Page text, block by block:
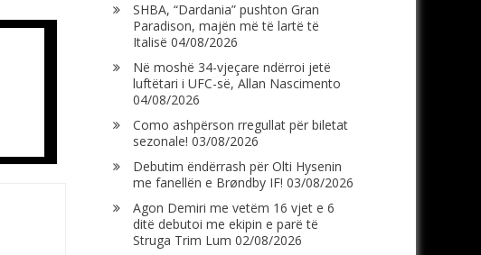
SHBA, “Dardania” pushton Gran
Paradison, majën më të lartë të
Italisë 04/08/2026
Në moshë 34-vjeçare ndërroi jetë
luftëtari i UFC-së, Allan Nascimento
04/08/2026
Como ashpërson rregullat për biletat
sezonale! 03/08/2026
Debutim ëndërrash për Olti Hysenin
me fanellën e Brøndby IF! 03/08/2026
Agon Demiri me vetëm 16 vjet e 6
ditë debutoi me ekipin e parë të
Struga Trim Lum 02/08/2026